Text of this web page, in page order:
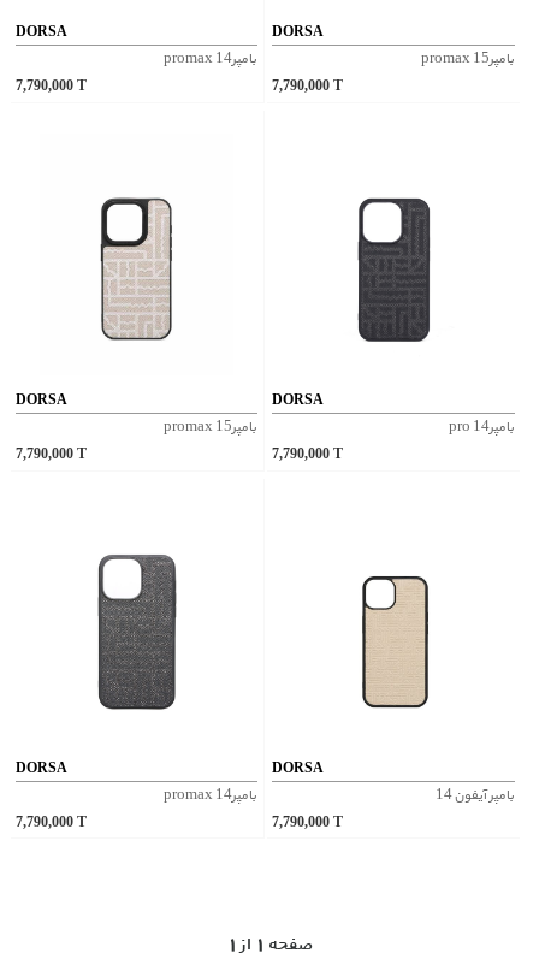
DORSA
بامپر14 promax
7,790,000
DORSA
بامپر15 promax
7,790,000
DORSA
بامپر15 promax
7,790,000
DORSA
بامپر14 pro
7,790,000
DORSA
بامپر14 promax
7,790,000
DORSA
بامپر آيفون 14
7,790,000
1 صفحه 1 از